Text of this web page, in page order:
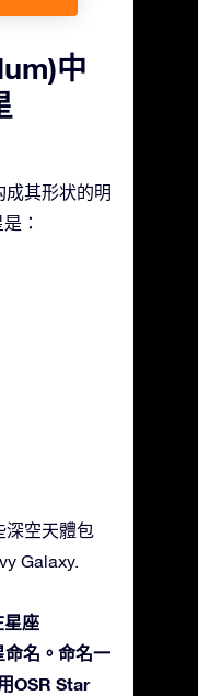
中
其形状的明
：
深空天體包
Galaxy.
星座
名。命名一
OSR Star